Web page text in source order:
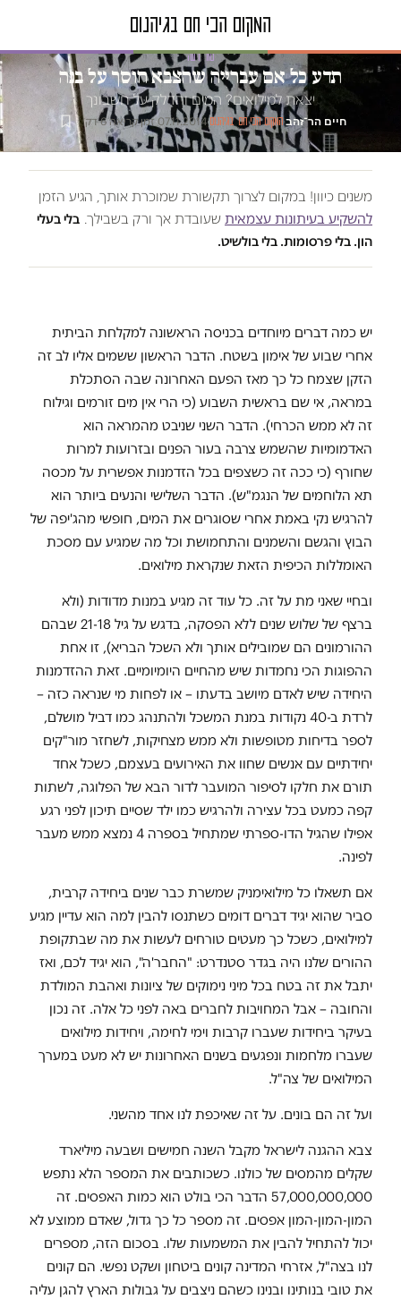
טור דעה
תדע כל אם עברייה שהצבא חוסך על בנה
יצאת למילואים? המים והדלק על חשבונך
חיים הר־זהב·המקום הכי חם בגיהנום·
07.11.2014
·זמן קריאה 6 דק׳
משנים כיוון! במקום לצרוך תקשורת שמוכרת אותך, הגיע הזמן
להשקיע בעיתונות עצמאית שעובדת אך ורק בשבילך. בלי בעלי
הון. בלי פרסומות. בלי בולשיט.
יש כמה דברים מיוחדים בכניסה הראשונה למקלחת הביתית
אחרי שבוע של אימון בשטח. הדבר הראשון ששמים אליו לב זה
הזקן שצמח כל כך מאז הפעם האחרונה שבה הסתכלת
במראה, אי שם בראשית השבוע (כי הרי אין מים זורמים וגילוח
זה לא ממש הכרחי). הדבר השני שניבט מהמראה הוא
האדמומיות שהשמש צרבה בעור הפנים ובזרועות למרות
שחורף (כי ככה זה כשצפים בכל הזדמנות אפשרית על מכסה
תא הלוחמים של הנגמ"ש). הדבר השלישי והנעים ביותר הוא
להרגיש נקי באמת אחרי שסוגרים את המים, חופשי מהג'יפה של
הבוץ והגשם והשמנים והתחמושת וכל מה שמגיע עם מסכת
האומללות הכיפית הזאת שנקראת מילואים.
ובחיי שאני מת על זה. כל עוד זה מגיע במנות מדודות (ולא
ברצף של שלוש שנים ללא הפסקה, בדגש על גיל 21-18 שבהם
ההורמונים הם שמובילים אותך ולא השכל הבריא), זו אחת
ההפוגות הכי נחמדות שיש מהחיים היומיומיים. זאת ההזדמנות
היחידה שיש לאדם מיושב בדעתו – או לפחות מי שנראה כזה –
לרדת ב-40 נקודות במנת המשכל ולהתנהג כמו דביל מושלם,
לספר בדיחות מטופשות ולא ממש מצחיקות, לשחזר מור"קים
יחידתיים עם אנשים שחוו את האירועים בעצמם, כשכל אחד
תורם את חלקו לסיפור המועבר לדור הבא של הפלוגה, לשתות
קפה כמעט בכל עצירה ולהרגיש כמו ילד שסיים תיכון לפני רגע
אפילו שהגיל הדו-ספרתי שמתחיל בספרה 4 נמצא ממש מעבר
לפינה.
אם תשאלו כל מילואימניק שמשרת כבר שנים ביחידה קרבית,
סביר שהוא יגיד דברים דומים כשתנסו להבין למה הוא עדיין מגיע
למילואים, כשכל כך מעטים טורחים לעשות את מה שבתקופת
ההורים שלנו היה בגדר סטנדרט: "החבר'ה", הוא יגיד לכם, ואז
יתבל את זה בטח בכל מיני נימוקים של ציונות ואהבת המולדת
והחובה – אבל המחויבות לחברים באה לפני כל אלה. זה נכון
בעיקר ביחידות שעברו קרבות וימי לחימה, ויחידות מילואים
שעברו מלחמות ונפגעים בשנים האחרונות יש לא מעט במערך
המילואים של צה"ל.
ועל זה הם בונים. על זה שאיכפת לנו אחד מהשני.
צבא ההגנה לישראל מקבל השנה חמישים ושבעה מיליארד
שקלים מהמסים של כולנו. כשכותבים את המספר הלא נתפש
57,000,000,000 הדבר הכי בולט הוא כמות האפסים. זה
המון-המון-המון אפסים. זה מספר כל כך גדול, שאדם ממוצע לא
יכול להתחיל להבין את המשמעות שלו. בסכום הזה, מספרים
לנו בצה"ל, אזרחי המדינה קונים ביטחון ושקט נפשי. הם קונים
את טובי בנותינו ובנינו כשהם ניצבים על גבולות הארץ להגן עליה